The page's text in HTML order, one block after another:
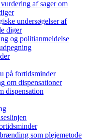
af sager om
undersøgelser af
diger
og politianmeldelse
på fortidsminder
om dispensationer
dispensation
som plejemetode